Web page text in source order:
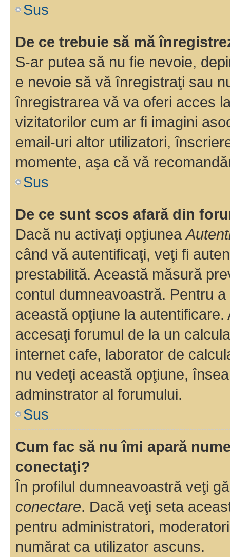
Sus
De ce trebuie să mă
S-ar putea să nu fie nevoie,
e nevoie să vă înregistraţi sau
înregistrarea vă va oferi acces
vizitatorilor cum ar fi imagini
email-uri altor utilizatori,
momente, aşa că vă
Sus
De ce sunt scos afară din
Dacă nu activaţi opţiunea
când vă autentificaţi, veţi fi
prestabilită. Această măsură
contul dumneavoastră. Pentru
această opţiune la
accesaţi forumul de la un
internet cafe, laborator de
nu vedeţi această opţiune,
adminstrator al forumului.
Sus
Cum fac să nu îmi apară
conectaţi?
În profilul dumneavoastră veţi
conectare. Dacă veţi seta
pentru administratori,
numărat ca utilizator ascuns.